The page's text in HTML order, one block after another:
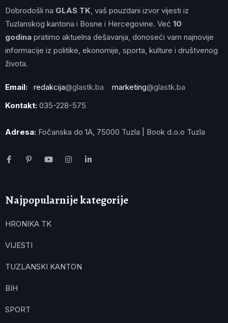
Dobrodošli na GLAS TK , vaš pouzdani izvor vijesti iz
Tuzlanskog kantona i Bosne i Hercegovine. Već 10
godina pratimo aktuelna dešavanja, donoseći vam najnovije
informacije iz politike, ekonomije, sporta, kulture i društvenog
života.
Email: redakcija@glastk.ba marketing@glastk.ba
Kontakt: 035-228-575
Adresa: Fočanska do 1A, 75000 Tuzla | Book d.o.o Tuzla
Najpopularnije kategorije
HRONIKA TK
VIJESTI
TUZLANSKI KANTON
BIH
SPORT